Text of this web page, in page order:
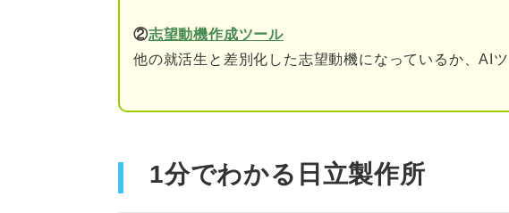
②志望動機作成ツール
他の就活生と差別化した志望動機になっているか、AI
1分でわかる日立製作所